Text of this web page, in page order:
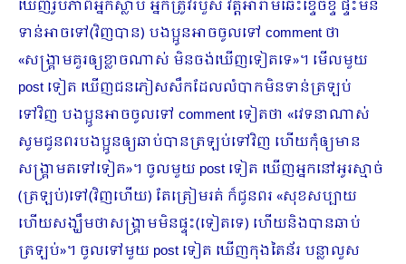
ឃើញរូបភាពអ្នកស្លាប់ អ្នកត្រូវរបួស វត្តអារាមឆេះខ្ទេចខ្ទី ផ្ទះមិន
ទាន់អាចទៅ(វិញបាន) បងប្អូនអាចចូលទៅ comment ថា
«សង្រ្គាមគួរឲ្យខ្លាចណាស់ មិនចង់ឃើញទៀតទេ»។ មើលមួយ
post ទៀត ឃើញជនភៀសសឹកដែលលំបាកមិនទាន់ត្រឡប់
ទៅវិញ បងប្អូនអាចចូលទៅ comment ទៀតថា «វេទនាណាស់
សូមជូនពរបងប្អូនឲ្យឆាប់បានត្រឡប់ទៅវិញ ហើយកុំឲ្យមាន
សង្រ្គាមតទៅទៀត»។ ចូលមួយ post ទៀត ឃើញអ្នកនៅអូរស្មាច់
(ត្រឡប់)ទៅ(វិញហើយ) តែត្រៀមរត់ ក៏ជូនពរ «សុខសប្បាយ
ហើយសង្ឃឹមថាសង្គ្រាមមិនផ្ទុះ(ទៀតទេ) ហើយនិងបានឆាប់
ត្រឡប់»។ ចូលទៅមួយ post ទៀត ឃើញកុងតៃន័រ បន្លាលួស